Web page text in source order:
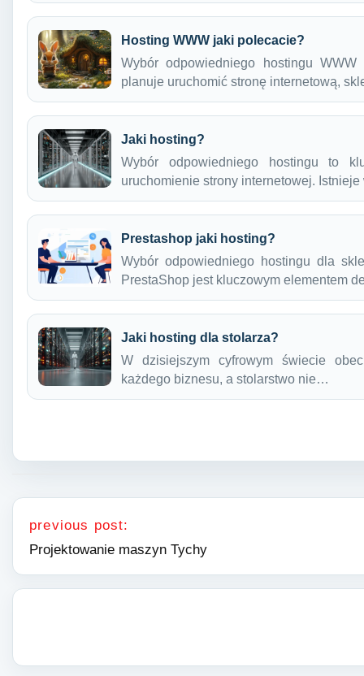
Hosting WWW jaki polecacie?
Wybór odpowiedniego hostingu
planuje uruchomić stronę internetową,
Jaki hosting?
Wybór odpowiedniego hostingu to
uruchomienie strony internetowej.
Prestashop jaki hosting?
Wybór odpowiedniego hostingu dla
PrestaShop jest kluczowym elementem
Jaki hosting dla stolarza?
W dzisiejszym cyfrowym świecie
każdego biznesu, a stolarstwo nie…
Nawigacja wpisu
previous post:
Projektowanie maszyn Tychy